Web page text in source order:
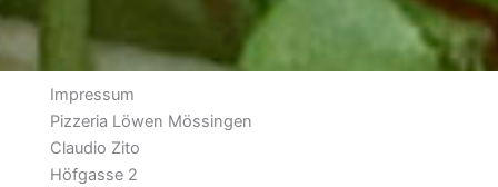
Impressum
Pizzeria Löwen Mössingen
Claudio Zito
Höfgasse 2